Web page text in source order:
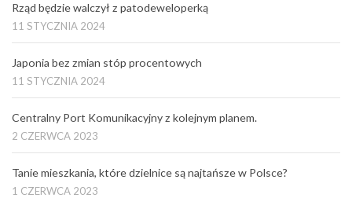
Rząd będzie walczył z patodeweloperką
11 STYCZNIA 2024
Japonia bez zmian stóp procentowych
11 STYCZNIA 2024
Centralny Port Komunikacyjny z kolejnym planem.
2 CZERWCA 2023
Tanie mieszkania, które dzielnice są najtańsze w Polsce?
1 CZERWCA 2023